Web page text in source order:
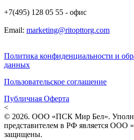
+7(495) 128 05 55 - офис
Email: marketing@ritopttorg.com
Политика конфиденциальности и
данных
Пользовательское соглашение
Публичная Оферта
<
© 2026. ООО «ПСК Мир Бел».
представителем в РФ является ООО
защищены.